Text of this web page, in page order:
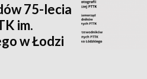
75-lecia
im.
w Łodzi